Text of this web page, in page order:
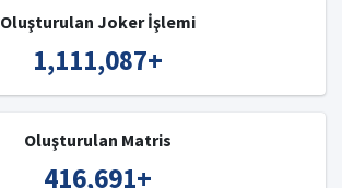
Oluşturulan Joker İşlemi
1,111,087+
Oluşturulan Matris
416,691+